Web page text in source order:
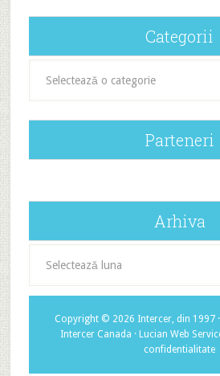
Categorii
Parteneri
Arhiva
Copyright © 2026 Intercer, din 1997 ·
Intercer Canada · Lucian Web
confidentialitate